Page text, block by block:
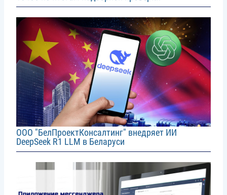
Image
ООО "БелПроектКонсалтинг" внедряет ИИ
DeepSeek R1 LLM в Беларуси